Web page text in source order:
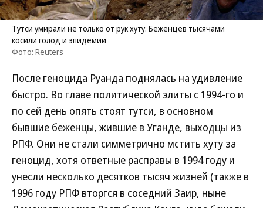
Тутси умирали не только от рук хуту. Беженцев тысячами
косили голод и эпидемии
Фото: Reuters
После геноцида Руанда поднялась на удивление
быстро. Во главе политической элиты с 1994-го и
по сей день опять стоят тутси, в основном
бывшие беженцы, жившие в Уганде, выходцы из
РПФ. Они не стали симметрично мстить хуту за
геноцид, хотя ответные расправы в 1994 году и
унесли несколько десятков тысяч жизней (также в
1996 году РПФ вторгся в соседний Заир, ныне